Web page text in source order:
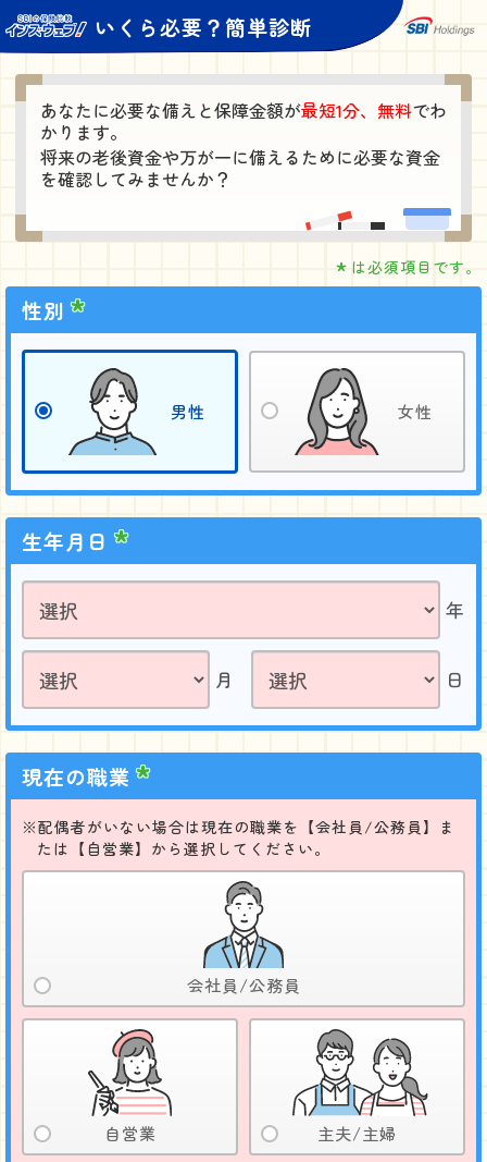
いくら必要？簡単診断
あなたに必要な備えと保障金額が最短1分、無料でわ
かります。
将来の老後資金や万が一に備えるために必要な資金
を確認してみませんか？
* は必須項目です。
性別
男性 女性
生年月日
年
月 日
現在の職業
配偶者がいない場合は現在の職業を【会社員/公務員】ま
たは【自営業】から選択してください。
会社員/公務員
自営業 主夫/主婦